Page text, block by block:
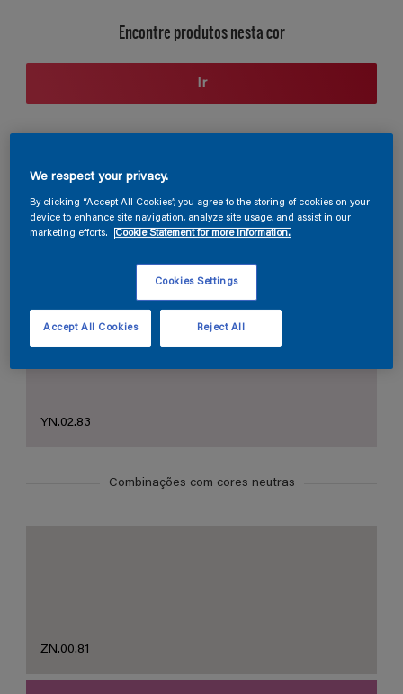
Encontre produtos nesta cor
Ir
Seção de cores
YN.02.83
Combinações com cores neutras
ZN.00.81
We respect your privacy.
By clicking “Accept All Cookies”, you agree to the storing of cookies on your
device to enhance site navigation, analyze site usage, and assist in our
marketing efforts.
Cookie Statement for more information.
Cookies Settings
Reject All
Accept All Cookies